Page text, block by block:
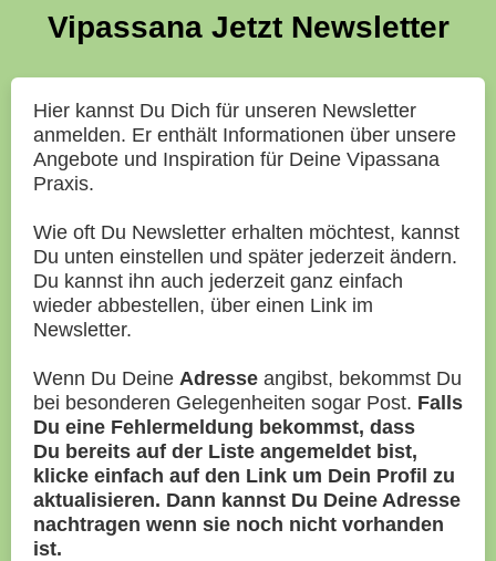
Vipassana Jetzt Newsletter
Hier kannst Du Dich für unseren Newsletter
anmelden. Er enthält Informationen über unsere
Angebote und Inspiration für Deine Vipassana
Praxis.
Wie oft Du Newsletter erhalten möchtest, kannst
Du unten einstellen und später jederzeit ändern.
Du kannst ihn auch jederzeit ganz einfach
wieder abbestellen, über einen Link im
Newsletter.
Wenn Du Deine Adresse angibst, bekommst Du
bei besonderen Gelegenheiten sogar Post. Falls
Du eine Fehlermeldung bekommst, dass
Du bereits auf der Liste angemeldet bist,
klicke einfach auf den Link um Dein Profil zu
aktualisieren. Dann kannst Du Deine Adresse
nachtragen wenn sie noch nicht vorhanden
ist.